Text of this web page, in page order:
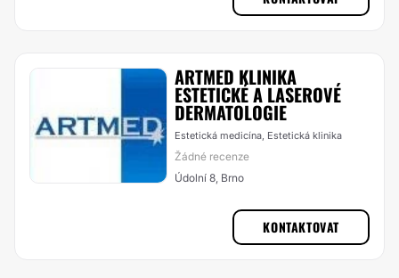
ARTMED KLINIKA
ESTETICKÉ A LASEROVÉ
DERMATOLOGIE
Estetická medicína, Estetická klinika
Žádné recenze
Údolní 8, Brno
KONTAKTOVAT